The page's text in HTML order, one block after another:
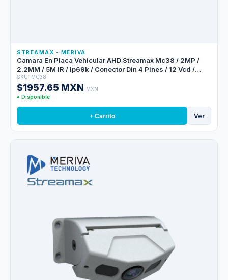
STREAMAX - MERIVA
Camara En Placa Vehicular AHD Streamax Mc38 / 2MP /
2.2MM / 5M IR / Ip69k / Conector Din 4 Pines / 12 Vcd /
Exterior
SKU: MC38
$1957.65 MXN MXN
● Disponible
+ Carrito Ver